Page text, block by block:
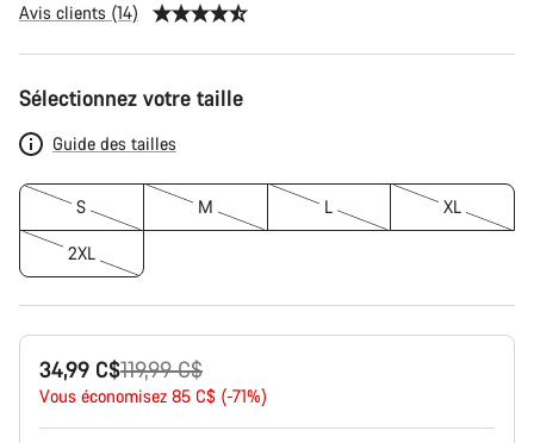
Avis clients (14)
Tuotekonfiguraatio
Sélectionnez votre taille
Guide des tailles
S M L XL
2XL
34,99 C$
Prix
d’origine
119,99 C$
Vous économisez 85 C$ (-71%)